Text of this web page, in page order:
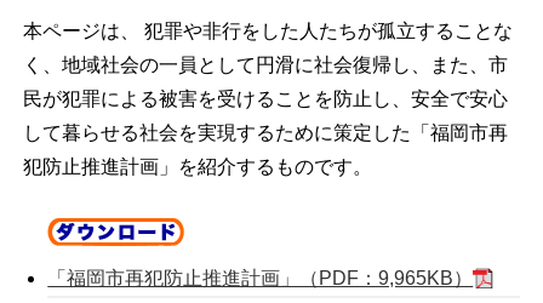
本ページは、 犯罪や非行をした人たちが孤立することな
く、地域社会の一員として円滑に社会復帰し、また、市
民が犯罪による被害を受けることを防止し、安全で安心
して暮らせる社会を実現するために策定した「福岡市再
犯防止推進計画」を紹介するものです。
「福岡市再犯防止推進計画」（PDF：9,965KB）